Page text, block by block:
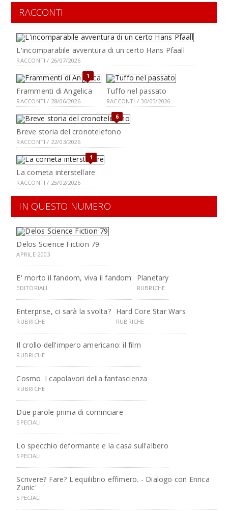
RACCONTI
L'incomparabile avventura di un certo Hans Pfaall
RACCONTI / 26/07/2026
1
Frammenti di Angelica
RACCONTI / 28/06/2026
Tuffo nel passato
RACCONTI / 30/05/2026
6
Breve storia del cronotelefono
RACCONTI / 22/03/2026
1
La cometa interstellare
RACCONTI / 25/02/2026
IN QUESTO NUMERO
Delos Science Fiction 79
APRILE 2003
E' morto il fandom, viva il fandom
EDITORIALI
Planetary
RUBRICHE
Enterprise, ci sarà la svolta?
RUBRICHE
Hard Core Star Wars
RUBRICHE
Il crollo dell'impero americano: il film
RUBRICHE
Cosmo. I capolavori della fantascienza
RUBRICHE
Due parole prima di cominciare
SPECIALI
Lo specchio deformante e la casa sull'albero
SPECIALI
Scrivere? Fare? L'equilibrio effimero. - Dialogo con Enrica
Zunic'
SPECIALI